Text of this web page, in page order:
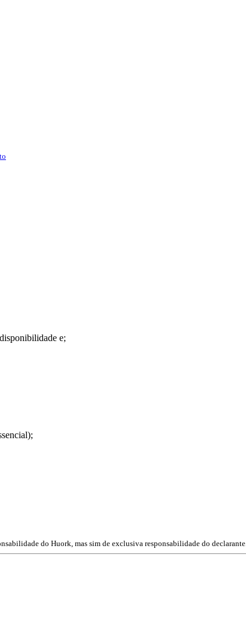
e;
do Huork, mas sim de exclusiva responsabilidade do declarante.